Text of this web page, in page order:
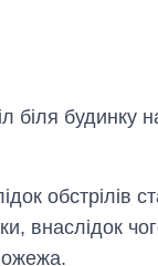
біля будинку
обстрілів
внаслідок